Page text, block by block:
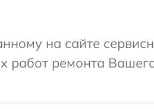
на сайте
работ ремонта